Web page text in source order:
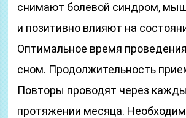
снимают болевой синдром,
и позитивно влияют на
Оптимальное время
сном. Продолжительность
Повторы проводят через
протяжении месяца.